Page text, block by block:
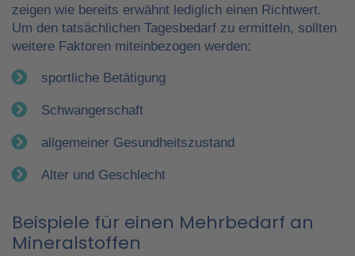
zeigen wie bereits erwähnt lediglich einen Richtwert.
Um den tatsächlichen Tagesbedarf zu ermitteln, sollten
weitere Faktoren miteinbezogen werden:
sportliche Betätigung
Schwangerschaft
allgemeiner Gesundheitszustand
Alter und Geschlecht
Beispiele für einen Mehrbedarf an
Mineralstoffen